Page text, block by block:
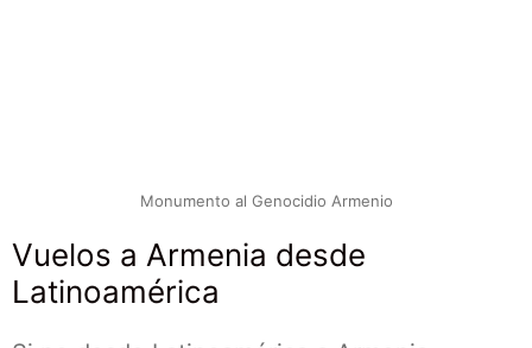
Monumento al Genocidio Armenio
Vuelos a Armenia desde
Latinoamérica